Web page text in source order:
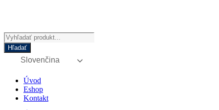
Products
search
Hľadať
Slovenčina
Úvod
Eshop
Kontakt